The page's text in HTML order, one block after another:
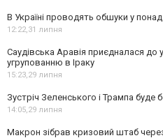
В Україні проводять обшуки у
12:22,31 липня
Саудівська Аравія приєдналася
угрупованню в Іраку
15:23,29 липня
Зустріч Зеленського і Трампа буде
14:05,29 липня
Макрон зібрав кризовий штаб